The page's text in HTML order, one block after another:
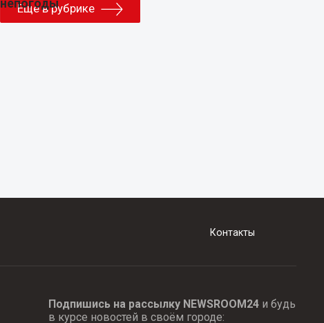
Еще в рубрике
Контакты
Подпишись на рассылку NEWSROOM24и будь
в курсе новостей в своём городе: